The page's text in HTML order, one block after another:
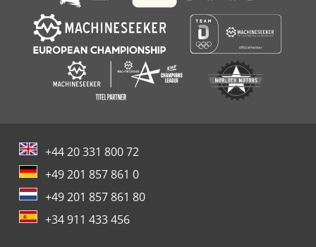
+44 20 331 800 72
+49 201 857 861 0
+49 201 857 861 80
+34 911 433 456